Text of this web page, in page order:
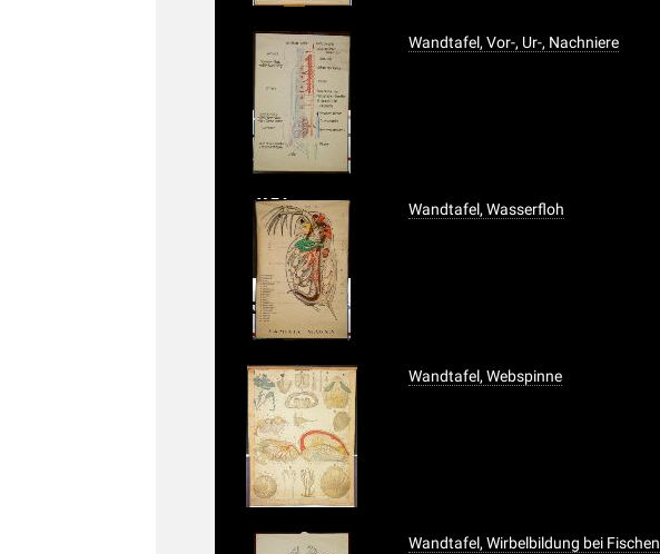
Wandtafel, Vor-, Ur-, Nachniere
Wandtafel, Wasserfloh
Wandtafel, Webspinne
Wandtafel, Wirbelbildung bei Fischen